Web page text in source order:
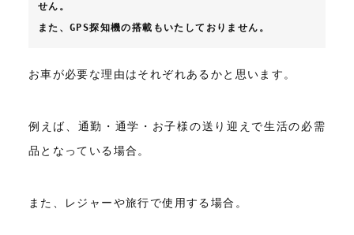
せん。
また、GPS探知機の搭載もいたしておりません。
お車が必要な理由はそれぞれあるかと思います。
例えば、通勤・通学・お子様の送り迎えで生活の必需
品となっている場合。
また、レジャーや旅行で使用する場合。